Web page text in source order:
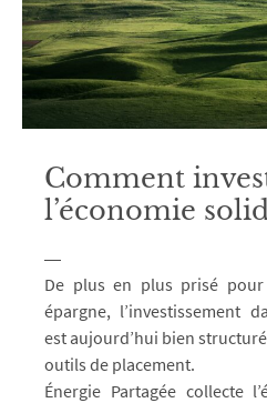
Comment
l’économie
De plus en plus prisé
épargne, l’investissement
est aujourd’hui bien
outils de placement.
Énergie Partagée collecte